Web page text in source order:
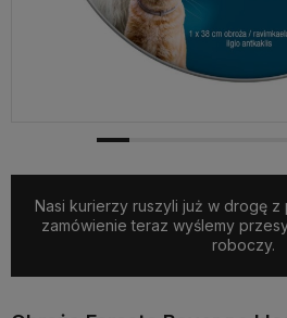
Nasi kurierzy ruszyli już w drogę z
zamówienie teraz wyślemy
roboczy.